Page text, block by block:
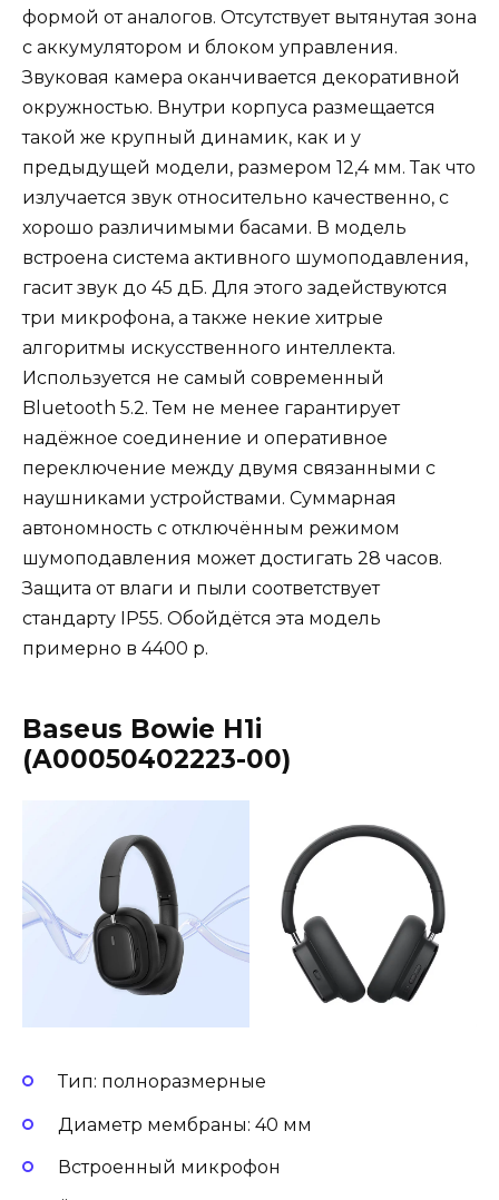
формой от аналогов. Отсутствует вытянутая зона
с аккумулятором и блоком управления.
Звуковая камера оканчивается декоративной
окружностью. Внутри корпуса размещается
такой же крупный динамик, как и у
предыдущей модели, размером 12,4 мм. Так что
излучается звук относительно качественно, с
хорошо различимыми басами. В модель
встроена система активного шумоподавления,
гасит звук до 45 дБ. Для этого задействуются
три микрофона, а также некие хитрые
алгоритмы искусственного интеллекта.
Используется не самый современный
Bluetooth 5.2. Тем не менее гарантирует
надёжное соединение и оперативное
переключение между двумя связанными с
наушниками устройствами. Суммарная
автономность с отключённым режимом
шумоподавления может достигать 28 часов.
Защита от влаги и пыли соответствует
стандарту IP55. Обойдётся эта модель
примерно в 4400 р.
Baseus Bowie H1i
(A00050402223-00)
Тип: полноразмерные
Диаметр мембраны: 40 мм
Встроенный микрофон